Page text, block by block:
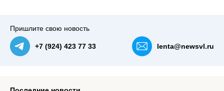
Пришлите свою новость
+7 (924) 423 77 33 lenta@newsvl.ru